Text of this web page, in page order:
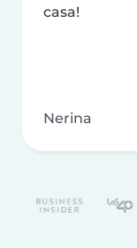
casa!
Nerina